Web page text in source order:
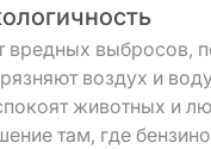
вредных выбросов,
воздух и
животных и
там, где